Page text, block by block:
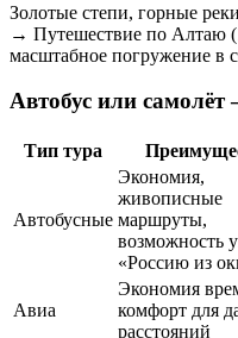
Золотые степи, горные
→ Путешествие по Алтаю
масштабное погружение в
Автобус или
Тип тура
Автобусные
Экономия,
живописные
маршруты,
возможность
«Россию из
Авиа
Экономия
комфорт для
расстояний